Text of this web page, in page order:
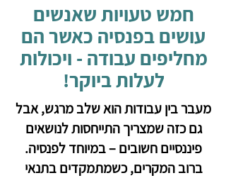
חמש טעויות שאנשים
עושים בפנסיה כאשר הם
מחליפים עבודה - ויכולות
לעלות ביוקר!
מעבר בין עבודות הוא שלב מרגש, אבל
גם כזה שמצריך התייחסות לנושאים
פיננסיים חשובים – במיוחד לפנסיה.
ברוב המקרים, כשמתמקדים בתנאי